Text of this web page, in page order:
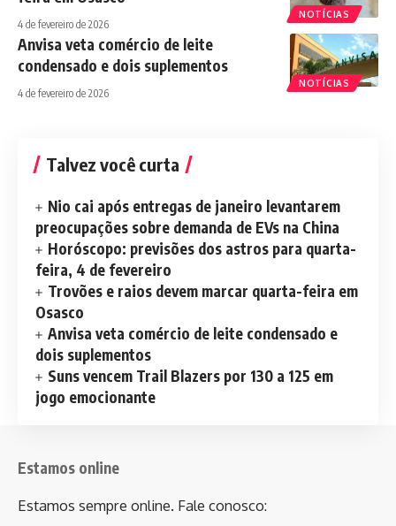
NOTÍCIAS
4 de fevereiro de 2026
NOTÍCIAS
Anvisa veta comércio de leite
condensado e dois suplementos
4 de fevereiro de 2026
Talvez você curta
Nio cai após entregas de janeiro levantarem
preocupações sobre demanda de EVs na China
Horóscopo: previsões dos astros para quarta-
feira, 4 de fevereiro
Trovões e raios devem marcar quarta-feira em
Osasco
Anvisa veta comércio de leite condensado e
dois suplementos
Suns vencem Trail Blazers por 130 a 125 em
jogo emocionante
Estamos online
Estamos sempre online. Fale conosco: